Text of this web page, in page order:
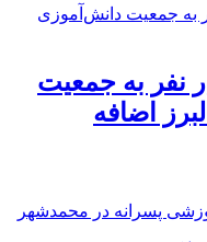
۱۲ هزار نفر به جمعیت
اضافه